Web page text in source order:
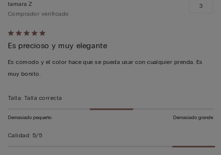
Calificación
de
5
sobre
tamara Z
Comprador verificado
Es precioso y muy elegante
Es cómodo y el color hace que se pueda usar con cualquier prenda. Es
muy bonito.
3
Talla: Talla correcta
Demasiado pequeño Demasiado grande
Calidad: 5/5